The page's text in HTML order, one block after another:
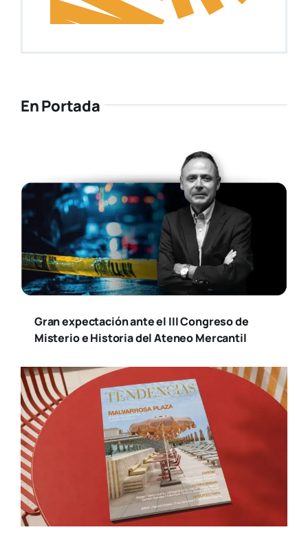
En Portada
Gran expectación ante el III Congreso de
Misterio e Historia del Ateneo Mercantil